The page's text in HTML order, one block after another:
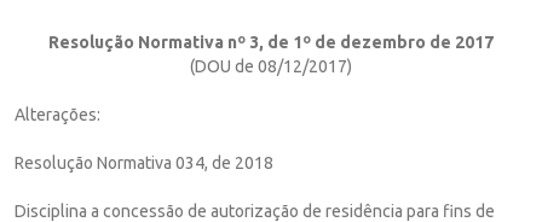
Resolução Normativa nº 3, de 1º de dezembro de 2017
(DOU de 08/12/2017)
Alterações:
Resolução Normativa 034, de 2018
Disciplina a concessão de autorização de residência para fins de